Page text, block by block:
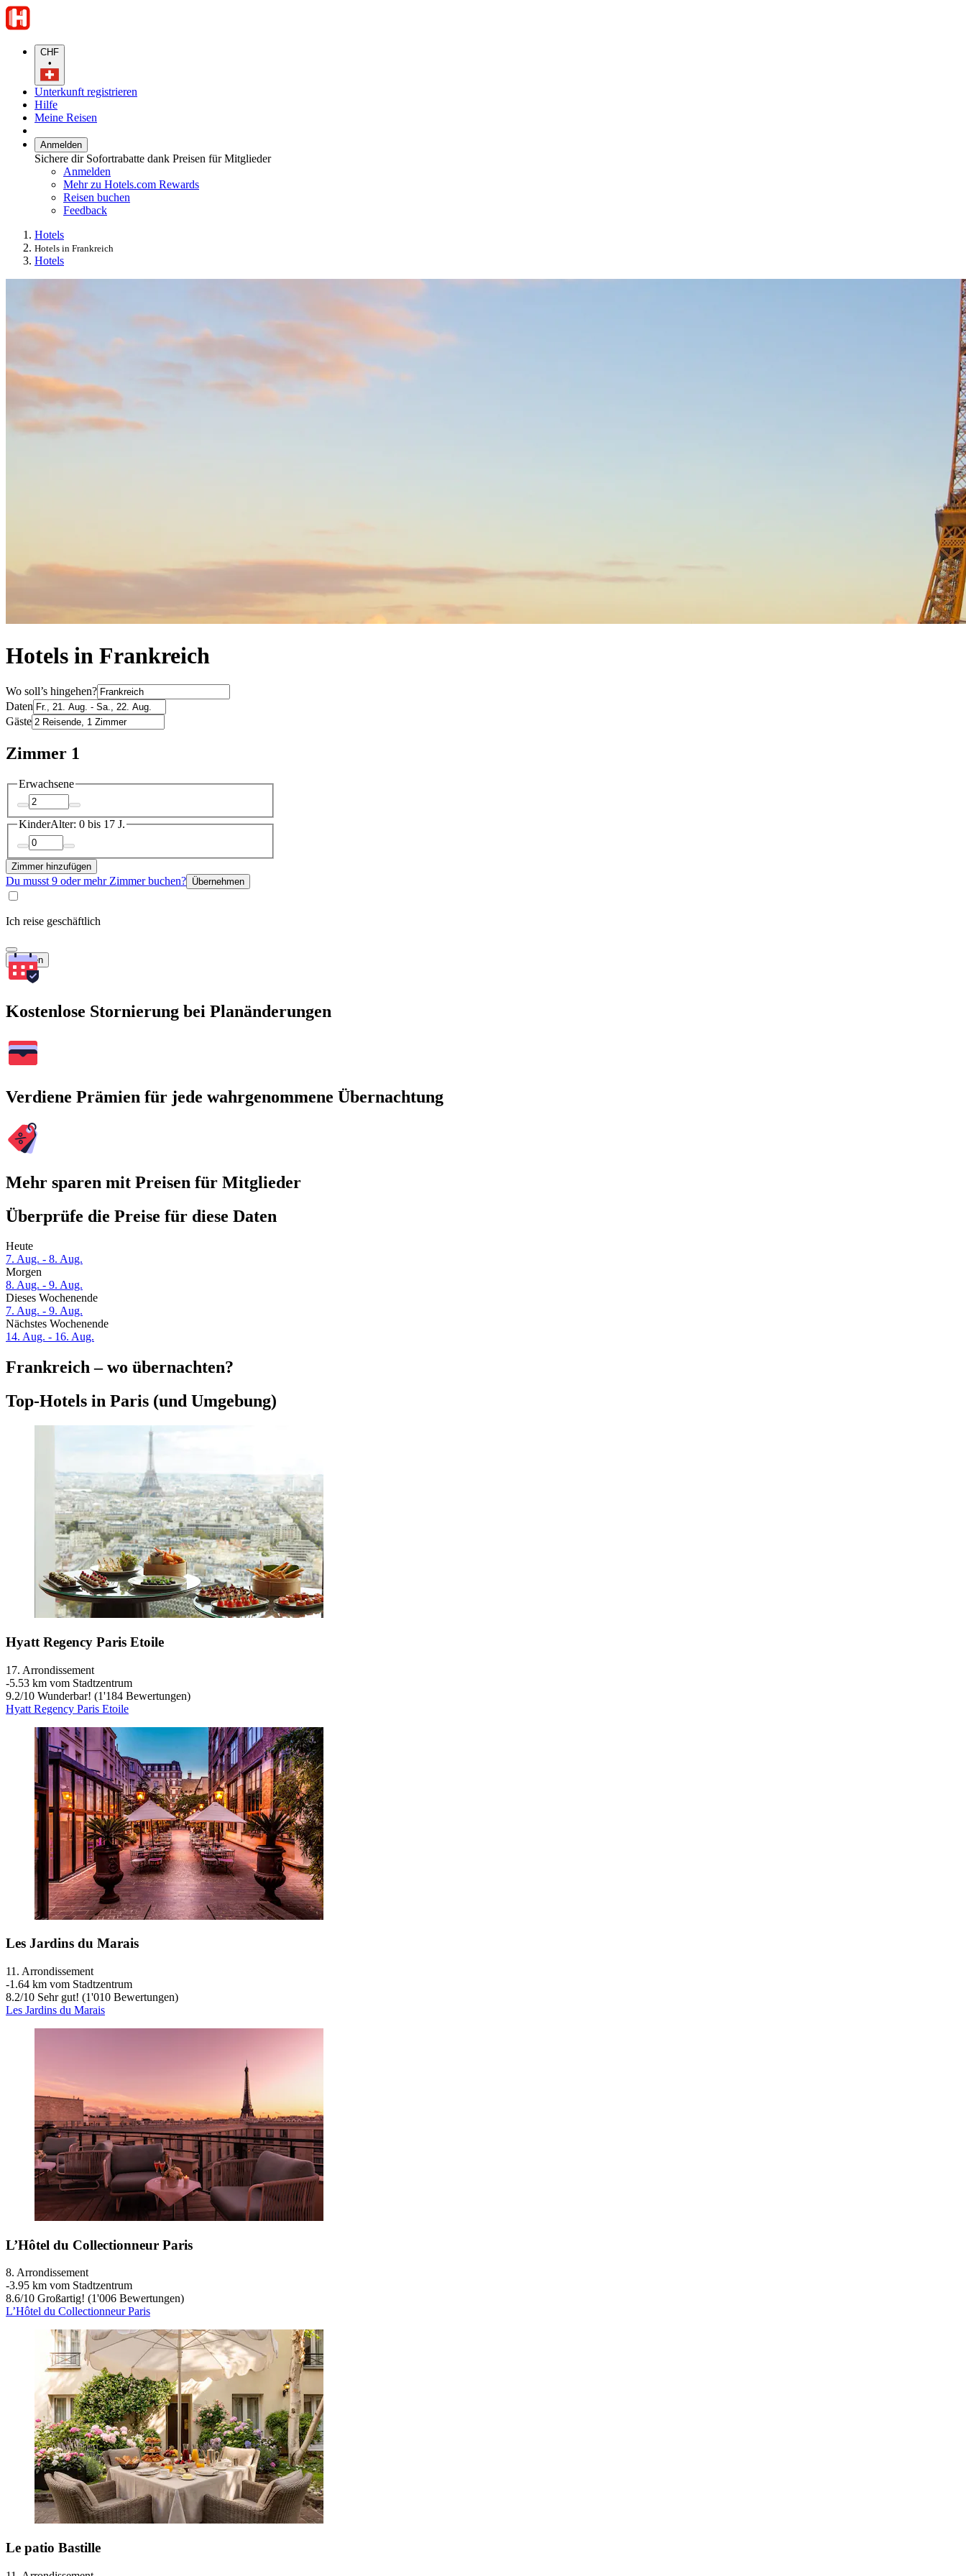
CHF
•
Unterkunft registrieren
Hilfe
Meine Reisen
Anmelden
Sichere dir Sofortrabatte dank Preisen für Mitglieder
Anmelden
Mehr zu Hotels.com Rewards
Reisen buchen
Feedback
Hotels
Hotels in Frankreich
Hotels
Hotels in Frankreich
Wo soll’s hingehen?
Daten
Gäste
Zimmer 1
Erwachsene
KinderAlter: 0 bis 17 J.
Zimmer hinzufügen
Du musst 9 oder mehr Zimmer buchen? Übernehmen
Ich reise geschäftlich
Suchen
Kostenlose Stornierung bei Planänderungen
Verdiene Prämien für jede wahrgenommene Übernachtung
Mehr sparen mit Preisen für Mitglieder
Überprüfe die Preise für diese Daten
Heute
7. Aug. - 8. Aug.
Morgen
8. Aug. - 9. Aug.
Dieses Wochenende
7. Aug. - 9. Aug.
Nächstes Wochenende
14. Aug. - 16. Aug.
Frankreich – wo übernachten?
Top-Hotels in Paris (und Umgebung)
Hyatt Regency Paris Etoile
17. Arrondissement
‐5.53 km vom Stadtzentrum
9.2/10 Wunderbar! (1'184 Bewertungen)
Hyatt Regency Paris Etoile
Les Jardins du Marais
11. Arrondissement
‐1.64 km vom Stadtzentrum
8.2/10 Sehr gut! (1'010 Bewertungen)
Les Jardins du Marais
L’Hôtel du Collectionneur Paris
8. Arrondissement
‐3.95 km vom Stadtzentrum
8.6/10 Großartig! (1'006 Bewertungen)
L’Hôtel du Collectionneur Paris
Le patio Bastille